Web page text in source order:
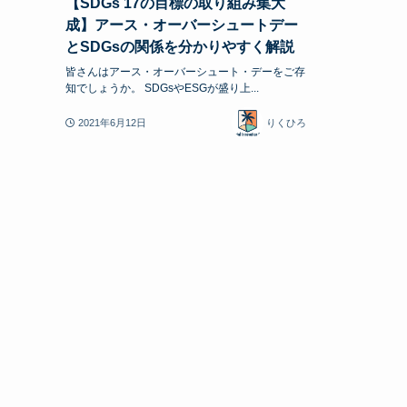
【SDGs 17の目標の取り組み集大
成】アース・オーバーシュートデー
とSDGsの関係を分かりやすく解説
皆さんはアース・オーバーシュート・デーをご存
知でしょうか。 SDGsやESGが盛り上...
2021年6月12日 りくひろ